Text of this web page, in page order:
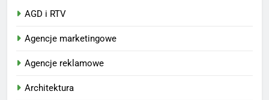
AGD i RTV
Agencje marketingowe
Agencje reklamowe
Architektura